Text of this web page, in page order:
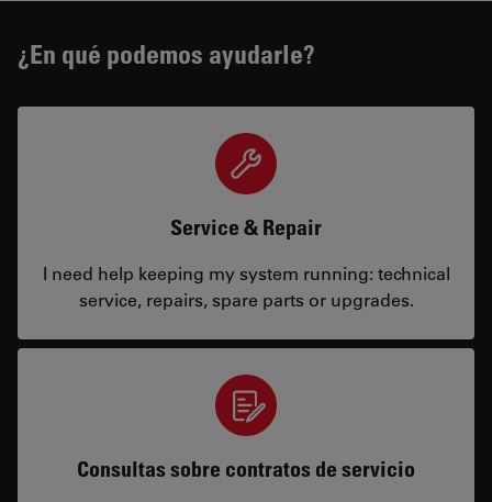
¿En qué podemos ayudarle?
Service & Repair
I need help keeping my system running: technical
service, repairs, spare parts or upgrades.
Consultas sobre contratos de servicio